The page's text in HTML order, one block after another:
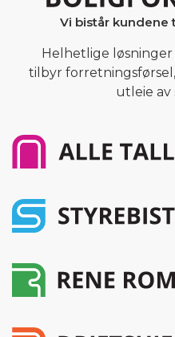
Vi bistår kundene
Helhetlige
tilbyr
utleie av